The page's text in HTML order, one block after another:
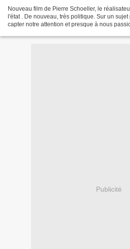
Nouveau film de Pierre Schoeller, le
l'état . De nouveau, très politique. Sur un
capter notre attention et presque à nous
Publicité